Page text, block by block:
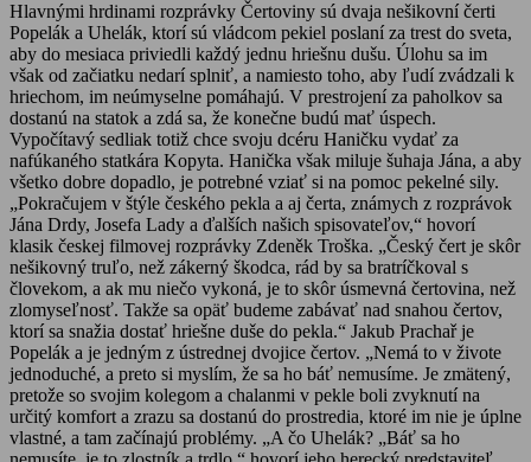
Hlavnými hrdinami rozprávky Čertoviny sú dvaja nešikovní čerti
Popelák a Uhelák, ktorí sú vládcom pekiel poslaní za trest do sveta,
aby do mesiaca priviedli každý jednu hriešnu dušu. Úlohu sa im
však od začiatku nedarí splniť, a namiesto toho, aby ľudí zvádzali k
hriechom, im neúmyselne pomáhajú. V prestrojení za paholkov sa
dostanú na statok a zdá sa, že konečne budú mať úspech.
Vypočítavý sedliak totiž chce svoju dcéru Haničku vydať za
nafúkaného statkára Kopyta. Hanička však miluje šuhaja Jána, a aby
všetko dobre dopadlo, je potrebné vziať si na pomoc pekelné sily.
„Pokračujem v štýle českého pekla a aj čerta, známych z rozprávok
Jána Drdy, Josefa Lady a ďalších našich spisovateľov,“ hovorí
klasik českej filmovej rozprávky Zdeněk Troška. „Český čert je skôr
nešikovný truľo, než zákerný škodca, rád by sa bratríčkoval s
človekom, a ak mu niečo vykoná, je to skôr úsmevná čertovina, než
zlomyseľnosť. Takže sa opäť budeme zabávať nad snahou čertov,
ktorí sa snažia dostať hriešne duše do pekla.“ Jakub Prachař je
Popelák a je jedným z ústrednej dvojice čertov. „Nemá to v živote
jednoduché, a preto si myslím, že sa ho báť nemusíme. Je zmätený,
pretože so svojim kolegom a chalanmi v pekle boli zvyknutí na
určitý komfort a zrazu sa dostanú do prostredia, ktoré im nie je úplne
vlastné, a tam začínajú problémy. „A čo Uhelák? „Báť sa ho